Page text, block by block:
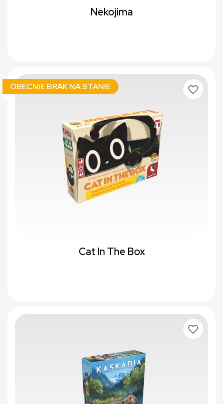
Nekojima
Cat In The Box
OBECNIE BRAK NA STANIE favorite_border
favorite_border